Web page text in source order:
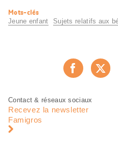
Informations
utiles
Mots-clés
Jeune enfant Sujets relatifs aux
Pied
page
Navigation
pied
Contact & réseaux sociaux
Recevez la newsletter
Famigros